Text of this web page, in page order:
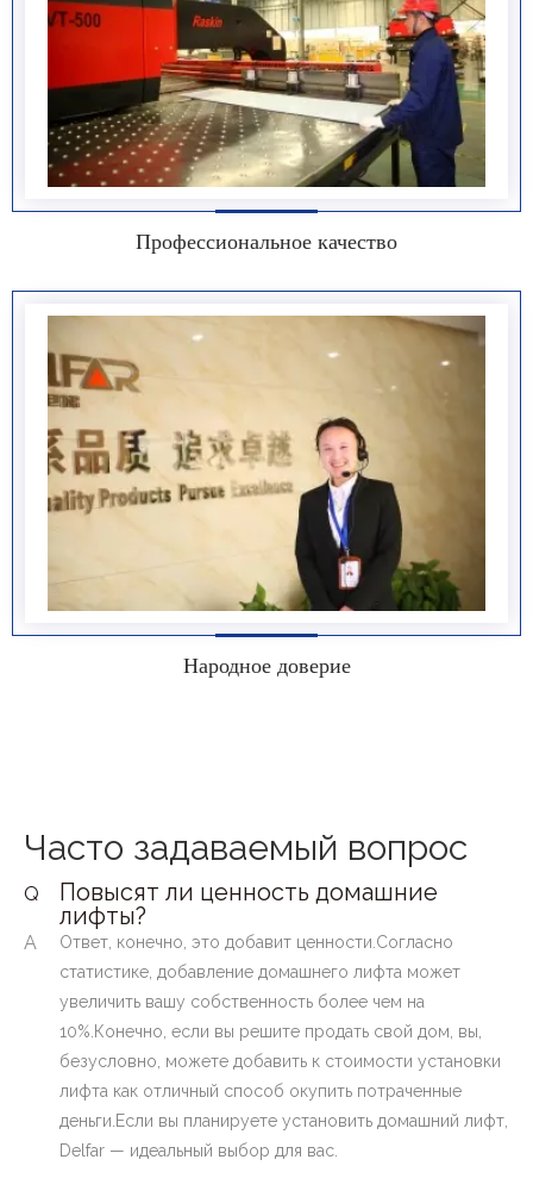
Профессиональное качество
Народное доверие
Часто задаваемый вопрос
Q
Повысят ли ценность домашние
лифты?
A
Ответ, конечно, это добавит ценности.Согласно
статистике, добавление домашнего лифта может
увеличить вашу собственность более чем на
10%.Конечно, если вы решите продать свой дом, вы,
безусловно, можете добавить к стоимости установки
лифта как отличный способ окупить потраченные
деньги.Если вы планируете установить домашний лифт,
Delfar — идеальный выбор для вас.